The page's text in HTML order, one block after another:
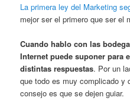
La primera ley del Marketing
mejor ser el primero que ser el
Cuando hablo con las
Internet puede suponer para
distintas respuestas. Por un
que todo es muy complicado y
consejo es que se dejen guiar.